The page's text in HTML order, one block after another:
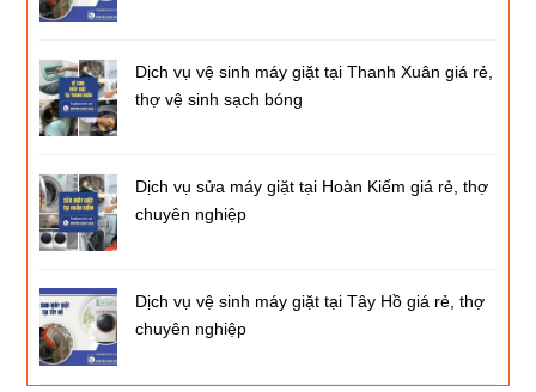
Dịch vụ vệ sinh máy giặt tại Thanh Xuân giá rẻ,
thợ vệ sinh sạch bóng
Dịch vụ sửa máy giặt tại Hoàn Kiếm giá rẻ, thợ
chuyên nghiệp
Dịch vụ vệ sinh máy giặt tại Tây Hồ giá rẻ, thợ
chuyên nghiệp